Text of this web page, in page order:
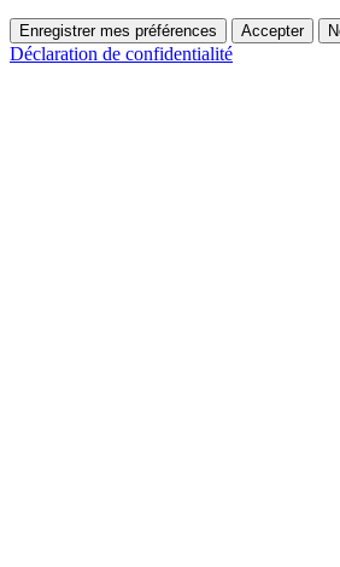
Enregistrer mes préférences Accepter
Déclaration de confidentialité